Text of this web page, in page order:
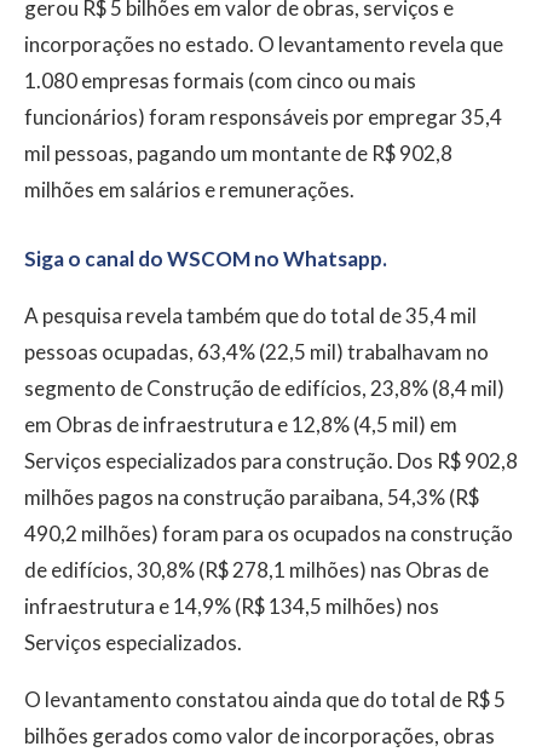
gerou R$ 5 bilhões em valor de obras, serviços e
incorporações no estado. O levantamento revela que
1.080 empresas formais (com cinco ou mais
funcionários) foram responsáveis por empregar 35,4
mil pessoas, pagando um montante de R$ 902,8
milhões em salários e remunerações.
Siga o canal do WSCOM no Whatsapp.
A pesquisa revela também que do total de 35,4 mil
pessoas ocupadas, 63,4% (22,5 mil) trabalhavam no
segmento de Construção de edifícios, 23,8% (8,4 mil)
em Obras de infraestrutura e 12,8% (4,5 mil) em
Serviços especializados para construção. Dos R$ 902,8
milhões pagos na construção paraibana, 54,3% (R$
490,2 milhões) foram para os ocupados na construção
de edifícios, 30,8% (R$ 278,1 milhões) nas Obras de
infraestrutura e 14,9% (R$ 134,5 milhões) nos
Serviços especializados.
O levantamento constatou ainda que do total de R$ 5
bilhões gerados como valor de incorporações, obras